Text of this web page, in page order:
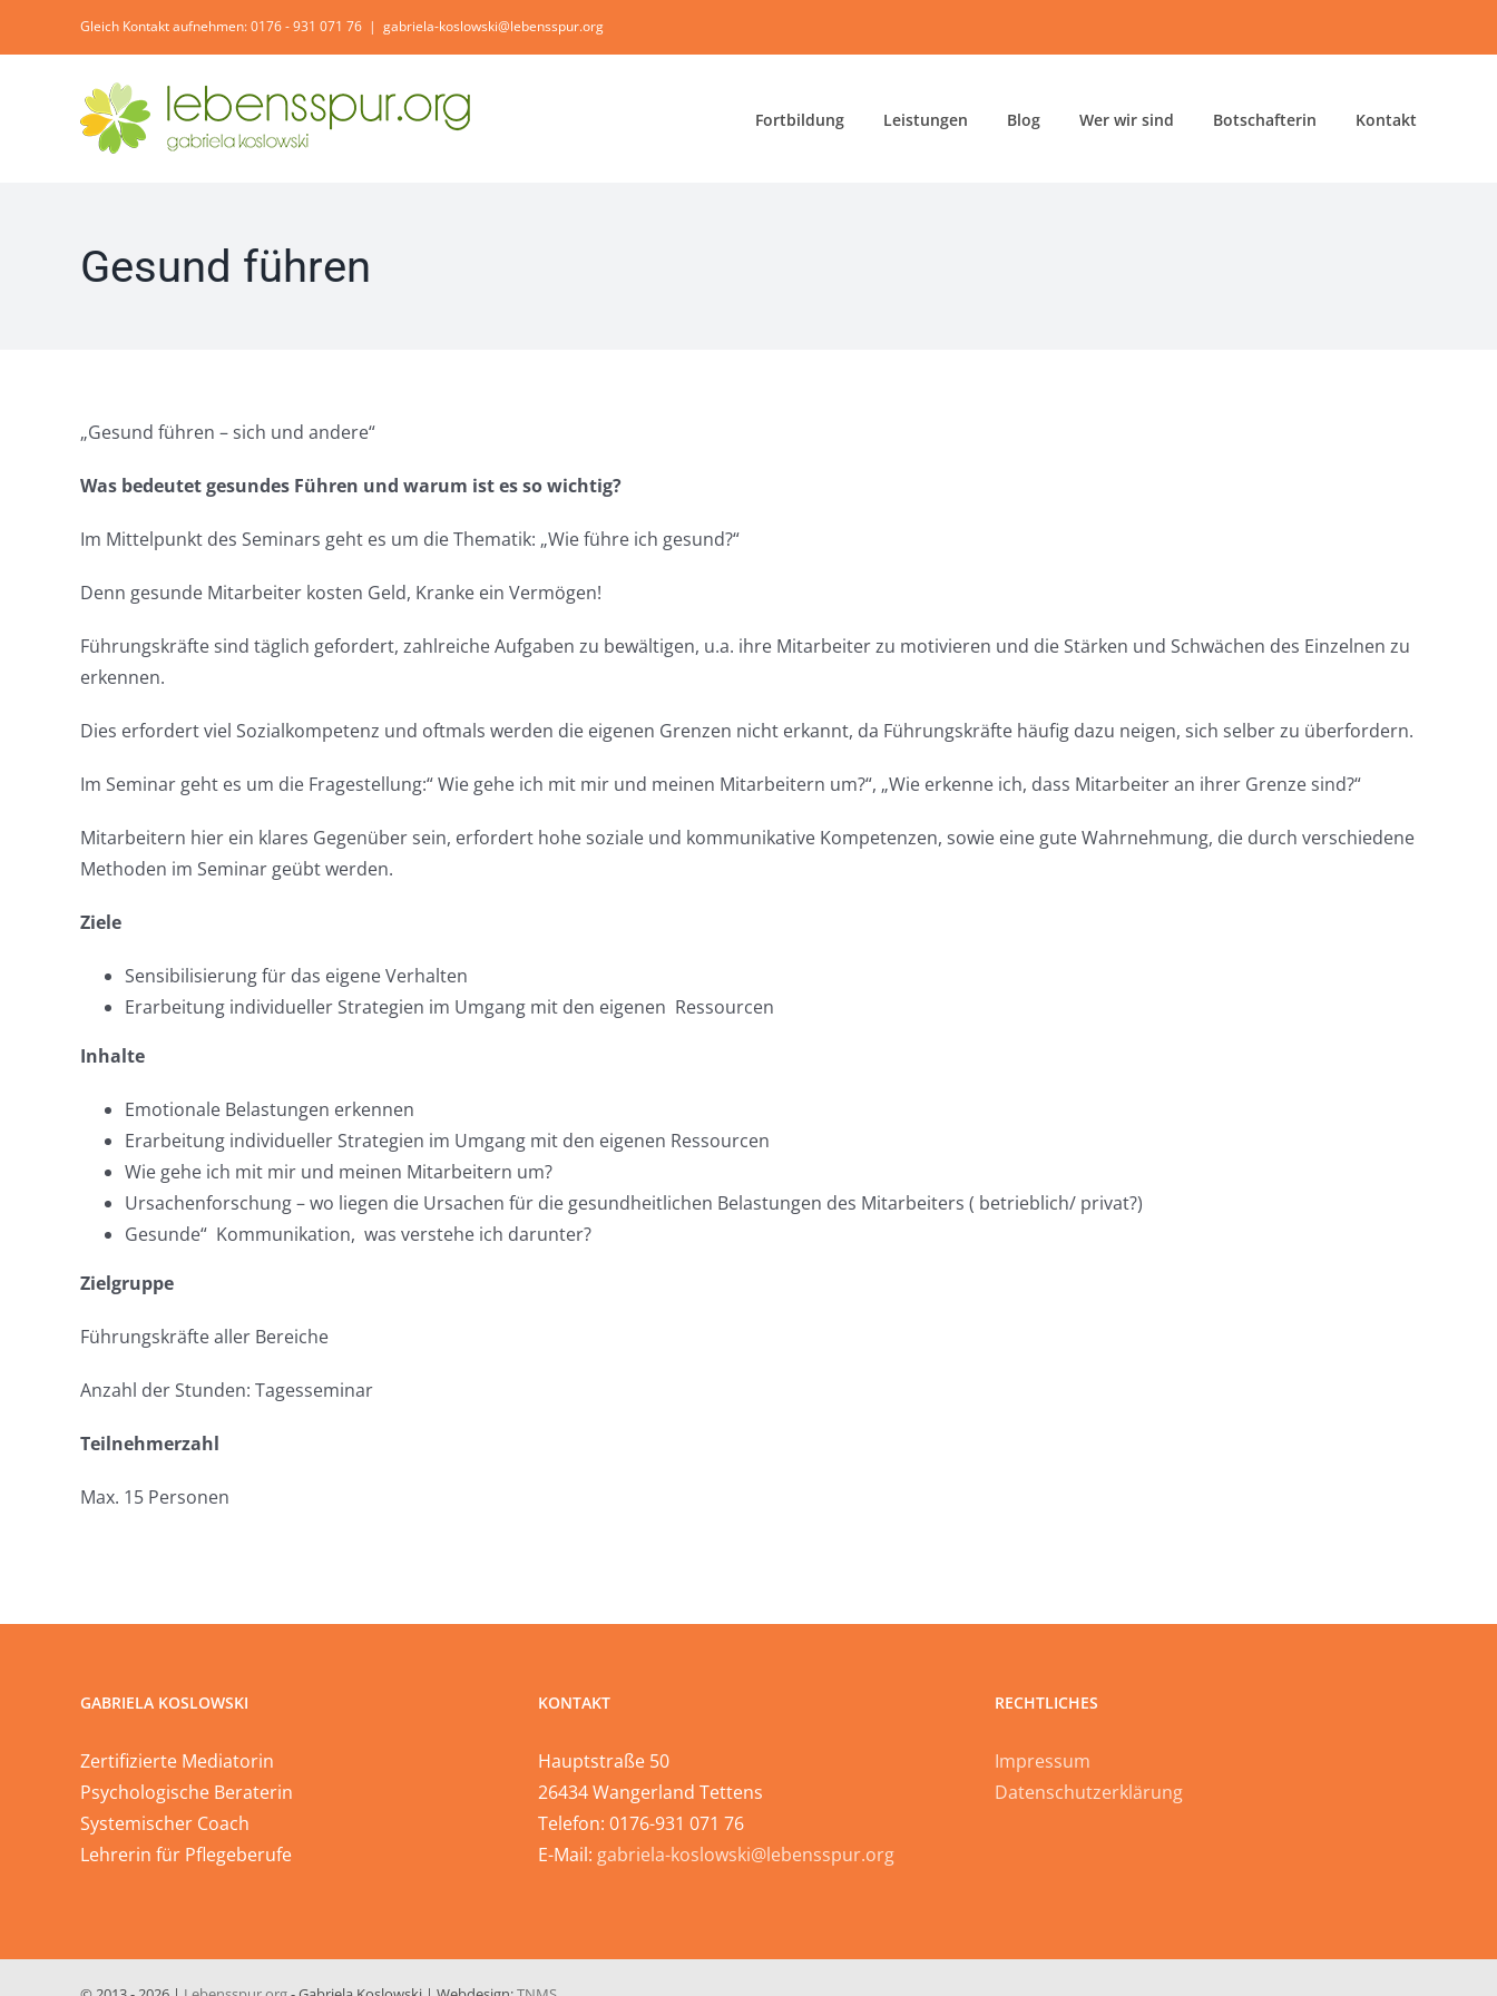
Gleich Kontakt aufnehmen: 0176 - 931 071 76 | gabriela-koslowski@lebensspur.org
Fortbildung Leistungen Blog Wer wir sind Botschafterin Kontakt
Gesund führen
„Gesund führen – sich und andere“
Was bedeutet gesundes Führen und warum ist es so wichtig?
Im Mittelpunkt des Seminars geht es um die Thematik: „Wie führe ich gesund?“
Denn gesunde Mitarbeiter kosten Geld, Kranke ein Vermögen!
Führungskräfte sind täglich gefordert, zahlreiche Aufgaben zu bewältigen, u.a. ihre Mitarbeiter zu motivieren und die Stärken und Schwächen des Einzelnen zu
erkennen.
Dies erfordert viel Sozialkompetenz und oftmals werden die eigenen Grenzen nicht erkannt, da Führungskräfte häufig dazu neigen, sich selber zu überfordern.
Im Seminar geht es um die Fragestellung:“ Wie gehe ich mit mir und meinen Mitarbeitern um?“, „Wie erkenne ich, dass Mitarbeiter an ihrer Grenze sind?“
Mitarbeitern hier ein klares Gegenüber sein, erfordert hohe soziale und kommunikative Kompetenzen, sowie eine gute Wahrnehmung, die durch verschiedene
Methoden im Seminar geübt werden.
Ziele
Sensibilisierung für das eigene Verhalten
Erarbeitung individueller Strategien im Umgang mit den eigenen Ressourcen
Inhalte
Emotionale Belastungen erkennen
Erarbeitung individueller Strategien im Umgang mit den eigenen Ressourcen
Wie gehe ich mit mir und meinen Mitarbeitern um?
Ursachenforschung – wo liegen die Ursachen für die gesundheitlichen Belastungen des Mitarbeiters ( betrieblich/ privat?)
Gesunde“ Kommunikation, was verstehe ich darunter?
Zielgruppe
Führungskräfte aller Bereiche
Anzahl der Stunden: Tagesseminar
Teilnehmerzahl
Max. 15 Personen
GABRIELA KOSLOWSKI
Zertifizierte Mediatorin
Psychologische Beraterin
Systemischer Coach
Lehrerin für Pflegeberufe
KONTAKT
Hauptstraße 50
26434 Wangerland Tettens
Telefon: 0176-931 071 76
E-Mail: gabriela-koslowski@lebensspur.org
RECHTLICHES
Impressum
Datenschutzerklärung